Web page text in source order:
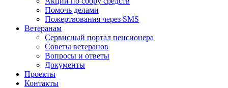
Помочь делами
Пожертвования через SMS
Ветеранам
Сервисный портал пенсионера
Советы ветеранов
Вопросы и ответы
Документы
Проекты
Контакты